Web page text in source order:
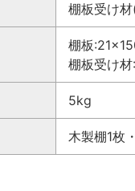
棚板受け
棚板
棚板受け
5kg
木製棚1枚